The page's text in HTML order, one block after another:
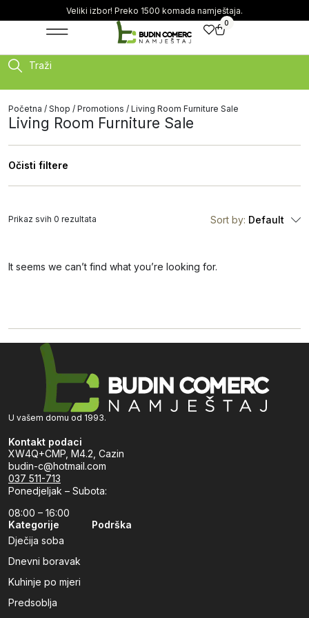
Veliki izbor! Preko 1500 komada namještaja.
0
Traži
Početna / Shop / Promotions / Living Room Furniture Sale
Living Room Furniture Sale
Očisti filtere
Sort by: Default
It seems we can’t find what you’re looking for.
Prikaz svih 0 rezultata
U vašem domu od 1993.
Kontakt podaci
XW4Q+CMP, M4.2, Cazin
budin-c@hotmail.com
037 511-713
Ponedjeljak – Subota:
08:00 – 16:00
Kategorije
Dječija soba
Dnevni boravak
Kuhinje po mjeri
Predsoblja
Podrška